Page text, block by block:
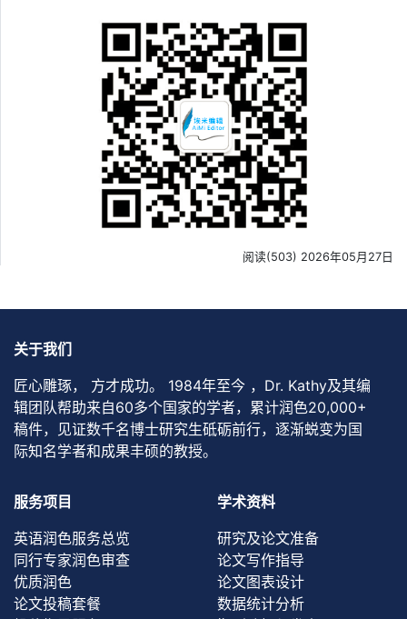
阅读(503) 2026年05月27日
关于我们
匠心雕琢， 方才成功。 1984年至今 ，Dr. Kathy及其编
辑团队帮助来自60多个国家的学者，累计润色20,000+
稿件，见证数千名博士研究生砥砺前行，逐渐蜕变为国
际知名学者和成果丰硕的教授。
服务项目
英语润色服务总览
同行专家润色审查
优质润色
论文投稿套餐
学术资料
研究及论文准备
论文写作指导
论文图表设计
数据统计分析